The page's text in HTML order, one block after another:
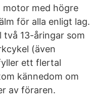
motor med högre
för alla enligt lag.
två 13-åringar som
(även
ett flertal
kännedom om
av föraren.